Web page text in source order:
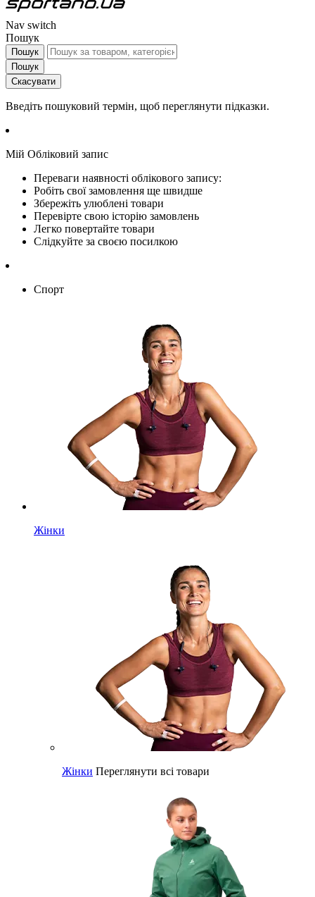
Nav switch
Пошук
Пошук
Пошук
Скасувати
Введіть пошуковий термін, щоб переглянути підказки.
Мій Обліковий запис
Переваги наявності облікового запису:
Робіть свої замовлення ще швидше
Збережіть улюблені товари
Перевірте свою історію замовлень
Легко повертайте товари
Слідкуйте за своєю посилкою
Спорт
Жінки
Жінки Переглянути всі товари